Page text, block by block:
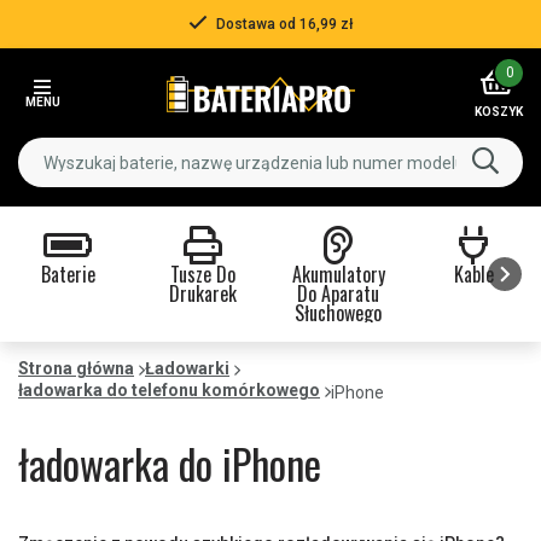
Ponad 500 000 klientów
MENU
0
KOSZYK
Baterie Tusze Do
Drukarek
Akumulatory
Do Aparatu
Słuchowego
Kable
Strona główna
Ładowarki
ładowarka do telefonu komórkowego
iPhone
ładowarka do iPhone